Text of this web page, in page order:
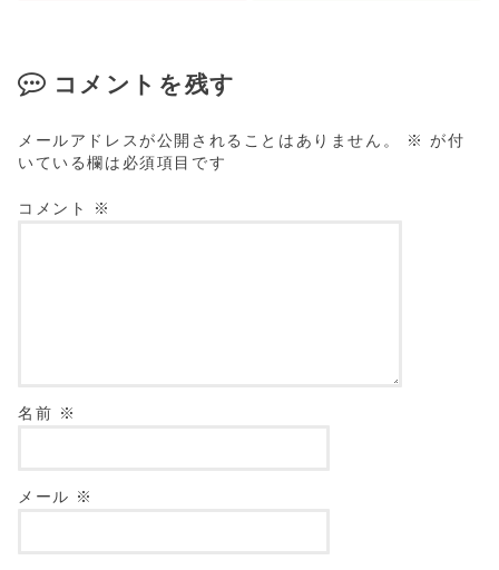
コメントを残す
メールアドレスが公開されることはありません。 ※ が付
いている欄は必須項目です
コメント ※
名前 ※
メール ※